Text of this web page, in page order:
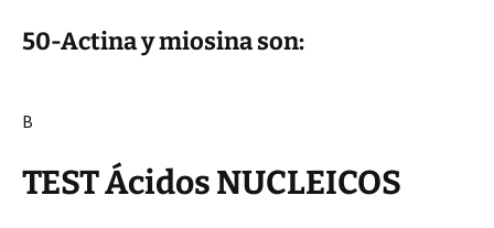
50-Actina y miosina son:
B
TEST Ácidos NUCLEICOS